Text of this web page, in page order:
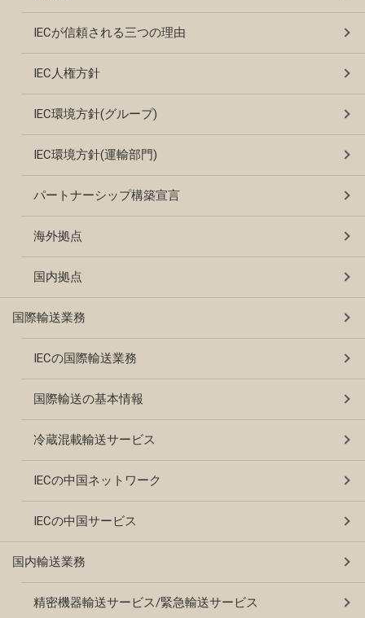
IECが信頼される三つの理由
IEC人権方針
IEC環境方針(グループ)
IEC環境方針(運輸部門)
パートナーシップ構築宣言
海外拠点
国内拠点
国際輸送業務
IECの国際輸送業務
国際輸送の基本情報
冷蔵混載輸送サービス
IECの中国ネットワーク
IECの中国サービス
国内輸送業務
精密機器輸送サービス/緊急輸送サービス